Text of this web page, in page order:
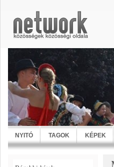
NYITÓ TAGOK KÉPEK